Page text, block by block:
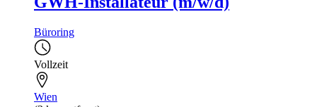
Büroring
Vollzeit
Wien